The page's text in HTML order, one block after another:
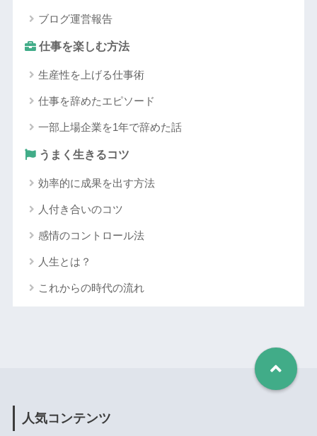
ブログ運営報告
仕事を楽しむ方法
生産性を上げる仕事術
仕事を辞めたエピソード
一部上場企業を1年で辞めた話
うまく生きるコツ
効率的に成果を出す方法
人付き合いのコツ
感情のコントロール法
人生とは？
これからの時代の流れ
人気コンテンツ